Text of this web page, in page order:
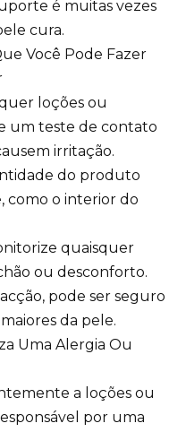
é muitas vezes
cura.
Você Pode Fazer
loções ou
um teste de contato
irritação.
do produto
como o interior do
quaisquer
ou desconforto.
pode ser seguro
da pele.
Uma Alergia Ou
a loções ou
por uma